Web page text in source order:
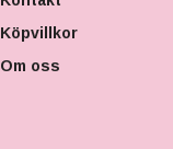
Köpvillkor
Om oss